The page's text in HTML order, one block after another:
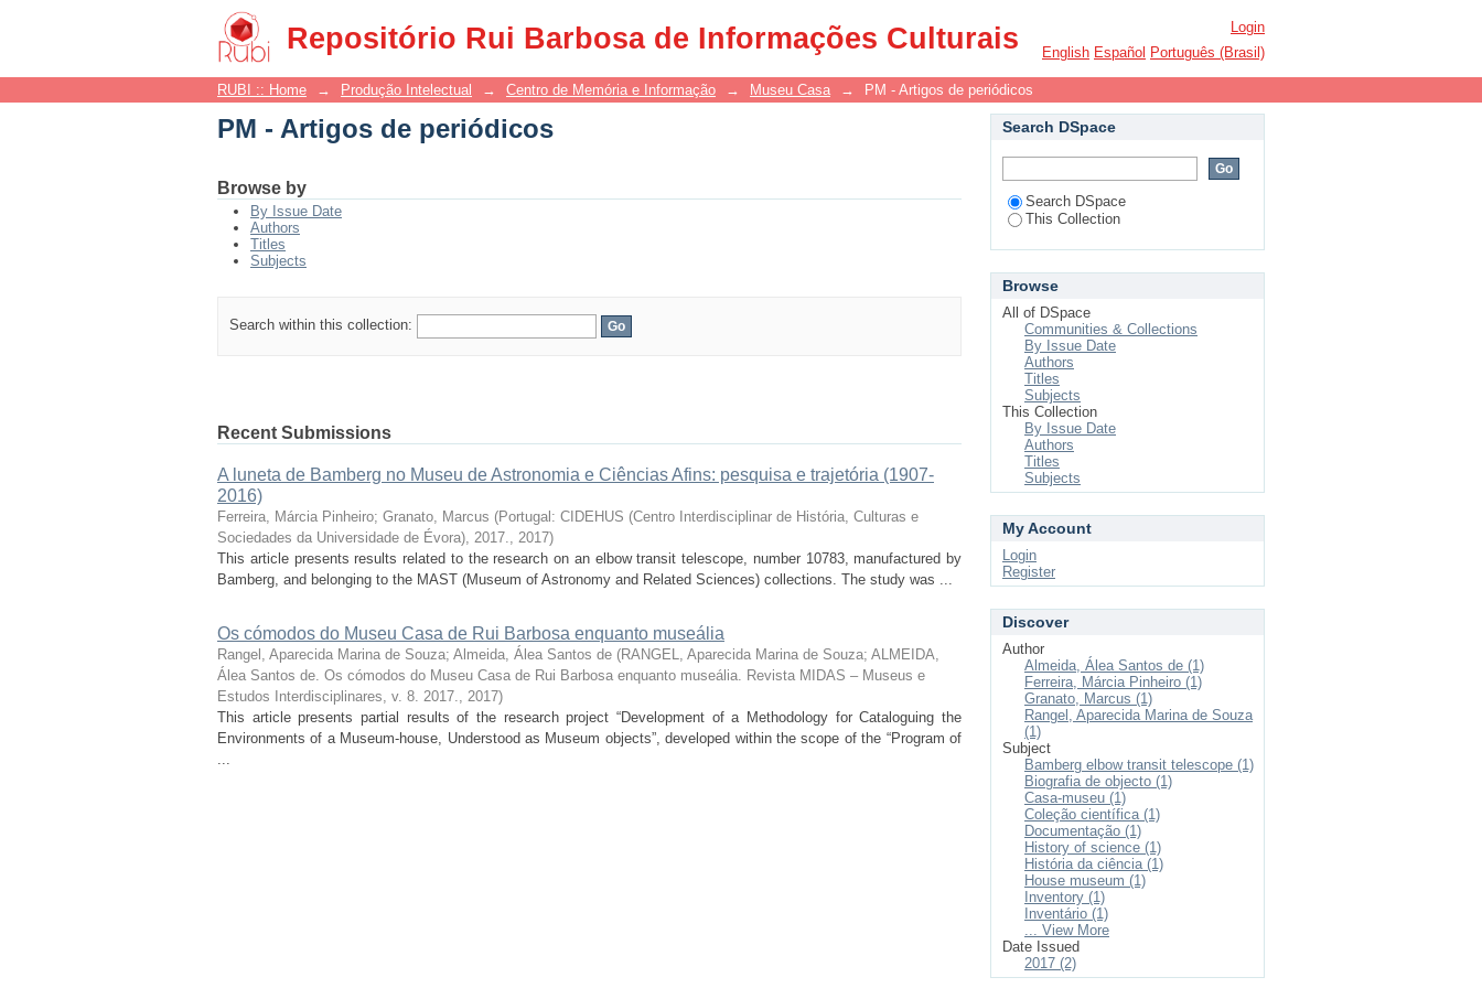
Repositório Rui Barbosa de Informações Culturais
PM - Artigos de periódicos
Login
English Español Português (Brasil)
RUBI :: Home → Produção Intelectual → Centro de Memória e Informação → Museu Casa → PM - Artigos de periódicos
PM - Artigos de periódicos
Browse by
By Issue Date
Authors
Titles
Subjects
Search within this collection:
Recent Submissions
A luneta de Bamberg no Museu de Astronomia e Ciências Afins: pesquisa e trajetória (1907-
2016)
Ferreira, Márcia Pinheiro; Granato, Marcus (Portugal: CIDEHUS (Centro Interdisciplinar de História, Culturas e
Sociedades da Universidade de Évora), 2017., 2017)
This article presents results related to the research on an elbow transit telescope, number 10783, manufactured by
Bamberg, and belonging to the MAST (Museum of Astronomy and Related Sciences) collections. The study was ...
Os cómodos do Museu Casa de Rui Barbosa enquanto museália
Rangel, Aparecida Marina de Souza; Almeida, Álea Santos de (RANGEL, Aparecida Marina de Souza; ALMEIDA,
Álea Santos de. Os cómodos do Museu Casa de Rui Barbosa enquanto museália. Revista MIDAS – Museus e
Estudos Interdisciplinares, v. 8. 2017., 2017)
This article presents partial results of the research project “Development of a Methodology for Cataloguing the
Environments of a Museum-house, Understood as Museum objects”, developed within the scope of the “Program of
...
Search DSpace
Search DSpace
This Collection
Browse
All of DSpace
Communities & Collections
By Issue Date
Authors
Titles
Subjects
This Collection
By Issue Date
Authors
Titles
Subjects
My Account
Login
Register
Discover
Author
Almeida, Álea Santos de (1)
Ferreira, Márcia Pinheiro (1)
Granato, Marcus (1)
Rangel, Aparecida Marina de Souza
(1)
Subject
Bamberg elbow transit telescope (1)
Biografia de objecto (1)
Casa-museu (1)
Coleção científica (1)
Documentação (1)
History of science (1)
História da ciência (1)
House museum (1)
Inventory (1)
Inventário (1)
... View More
Date Issued
2017 (2)